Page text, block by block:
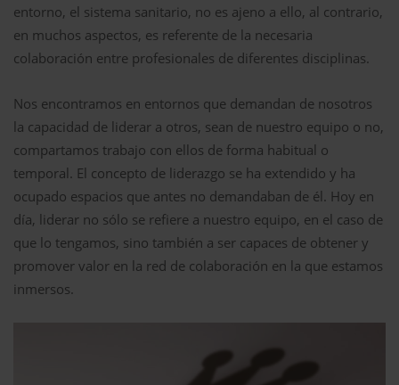
entorno, el sistema sanitario, no es ajeno a ello, al contrario,
en muchos aspectos, es referente de la necesaria
colaboración entre profesionales de diferentes disciplinas.
Nos encontramos en entornos que demandan de nosotros
la capacidad de liderar a otros, sean de nuestro equipo o no,
compartamos trabajo con ellos de forma habitual o
temporal. El concepto de liderazgo se ha extendido y ha
ocupado espacios que antes no demandaban de él. Hoy en
día, liderar no sólo se refiere a nuestro equipo, en el caso de
que lo tengamos, sino también a ser capaces de obtener y
promover valor en la red de colaboración en la que estamos
inmersos.